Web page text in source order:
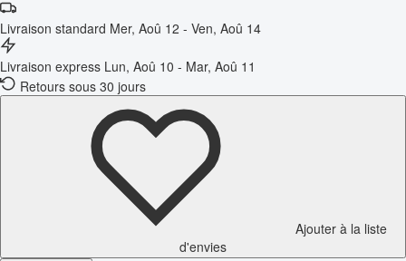
Livraison standard Mer, Aoû 12 - Ven, Aoû 14
Livraison express Lun, Aoû 10 - Mar, Aoû 11
Retours sous 30 jours
Ajouter à la liste
d'envies